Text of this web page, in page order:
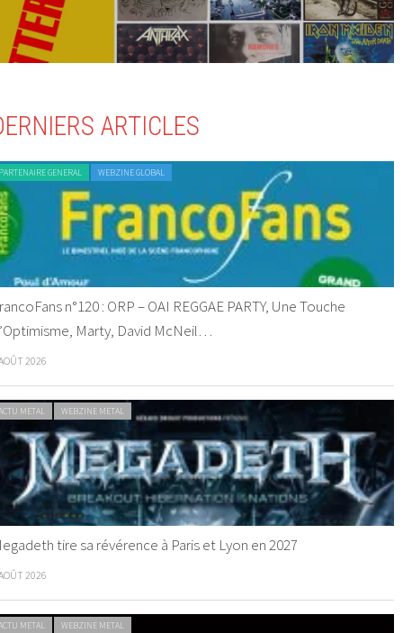
ARTICLES
GENERAL WEBZINE GLOBAL
n°120 : ORP – OAI REGGAE PARTY, Une Touche
Marty, David McNeil…
2026
METAL WEBZINE METAL
tire sa révérence à Paris et Lyon en 2027
2026
METAL WEBZINE METAL